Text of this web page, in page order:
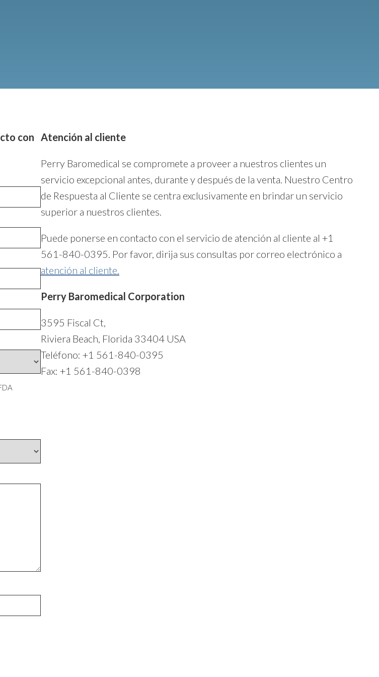
con Atención al cliente
Perry Baromedical se compromete a proveer a nuestros clientes un
servicio excepcional antes, durante y después de la venta. Nuestro Centro
de Respuesta al Cliente se centra exclusivamente en brindar un servicio
superior a nuestros clientes.
Puede ponerse en contacto con el servicio de atención al cliente al +1
561-840-0395. Por favor, dirija sus consultas por correo electrónico a
atención al cliente.
Perry Baromedical Corporation
3595 Fiscal Ct,
Riviera Beach, Florida 33404 USA
Teléfono: +1 561-840-0395
Fax: +1 561-840-0398